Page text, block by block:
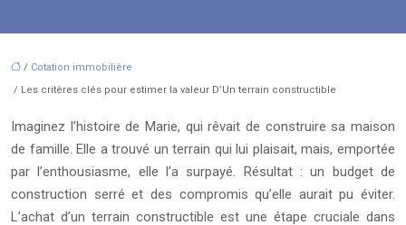
/ Cotation immobilière
/ Les critères clés pour estimer la valeur D’Un terrain constructible
Imaginez l’histoire de Marie, qui rêvait de construire sa maison
de famille. Elle a trouvé un terrain qui lui plaisait, mais, emportée
par l’enthousiasme, elle l’a surpayé. Résultat : un budget de
construction serré et des compromis qu’elle aurait pu éviter.
L’achat d’un terrain constructible est une étape cruciale dans